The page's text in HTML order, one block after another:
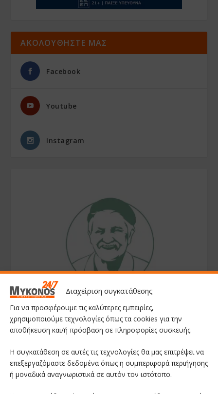
Διαχείριση συγκατάθεσης
Για να προσφέρουμε τις καλύτερες εμπειρίες,
χρησιμοποιούμε τεχνολογίες όπως τα cookies για την
αποθήκευση και/ή πρόσβαση σε πληροφορίες συσκευής.
Η συγκατάθεση σε αυτές τις τεχνολογίες θα μας επιτρέψει να
επεξεργαζόμαστε δεδομένα όπως η συμπεριφορά περιήγησης
ή μοναδικά αναγνωριστικά σε αυτόν τον ιστότοπο.
ΑΚΟΛΟΥΘΗΣΤΕ ΜΑΣ
Facebook
Youtube
Instagram